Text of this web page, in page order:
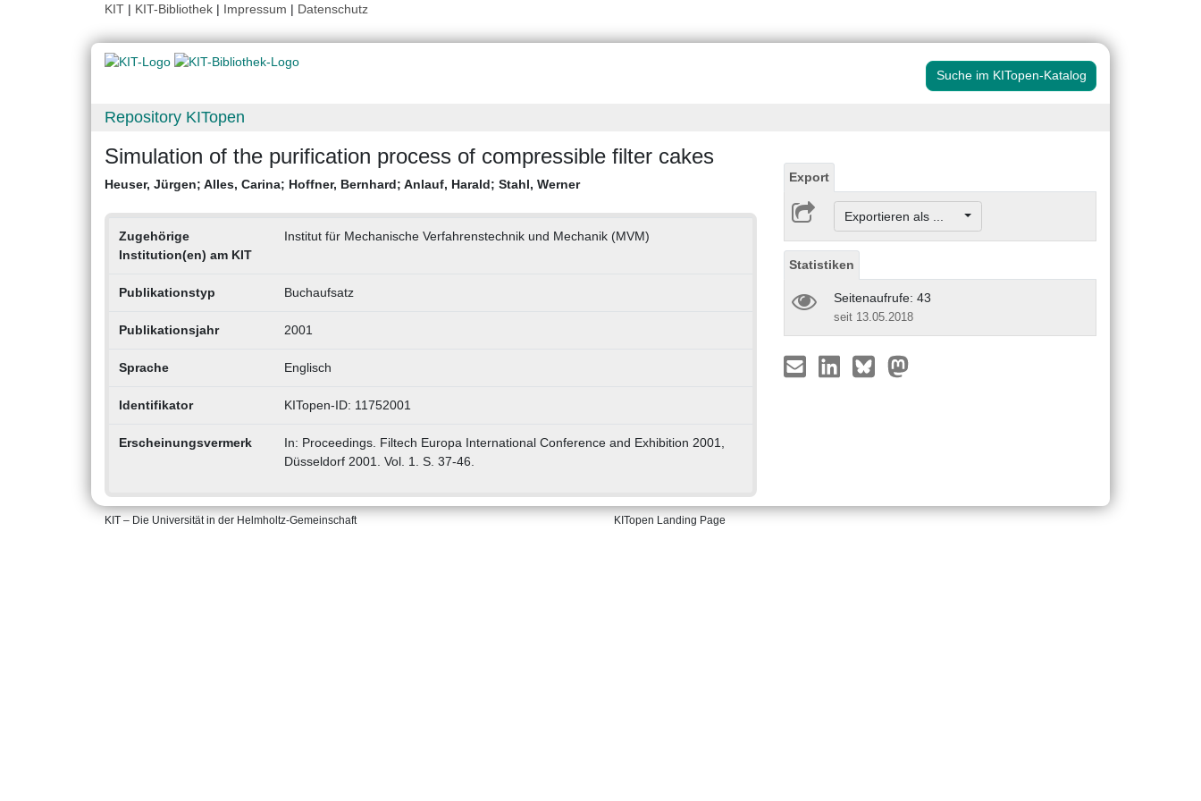
KIT | KIT-Bibliothek | Impressum | Datenschutz
Suche im KITopen-Katalog
Repository KITopen
Simulation of the purification process of compressible filter cakes
Heuser, Jürgen; Alles, Carina; Hoffner, Bernhard; Anlauf, Harald; Stahl, Werner
Zugehörige
Institution(en) am KIT
Institut für Mechanische Verfahrenstechnik und Mechanik (MVM)
Publikationstyp Buchaufsatz
Publikationsjahr 2001
Sprache Englisch
Identifikator KITopen-ID: 11752001
Erscheinungsvermerk
In: Proceedings. Filtech Europa International Conference and Exhibition 2001,
Düsseldorf 2001. Vol. 1. S. 37-46.
Export
Exportieren als ...
Statistiken
Seitenaufrufe: 43
seit 13.05.2018
KIT – Die Universität in der Helmholtz-Gemeinschaft KITopen Landing Page